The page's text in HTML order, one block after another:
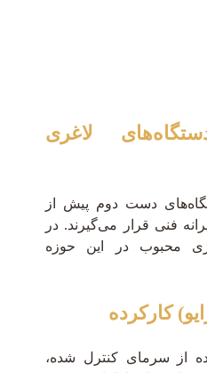
لاغری
دست دوم پیش از
فنی قرار می‌گیرند. در
محبوب در این حوزه
کارکرده
از سرمای کنترل شده،